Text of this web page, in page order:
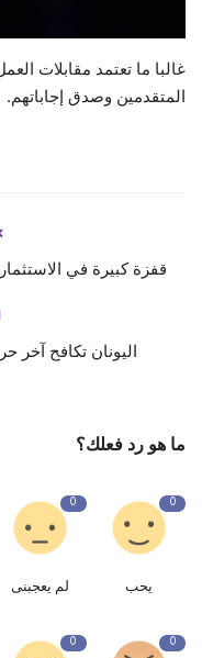
غالبا ما تعتمد مقابلات
المتقدمين وصدق إجاباتهم.
قفزة كبيرة في
اليونان تكافح آخر
ما هو رد فعلك؟
0
يحب
0
لم يعجبنى
0
0